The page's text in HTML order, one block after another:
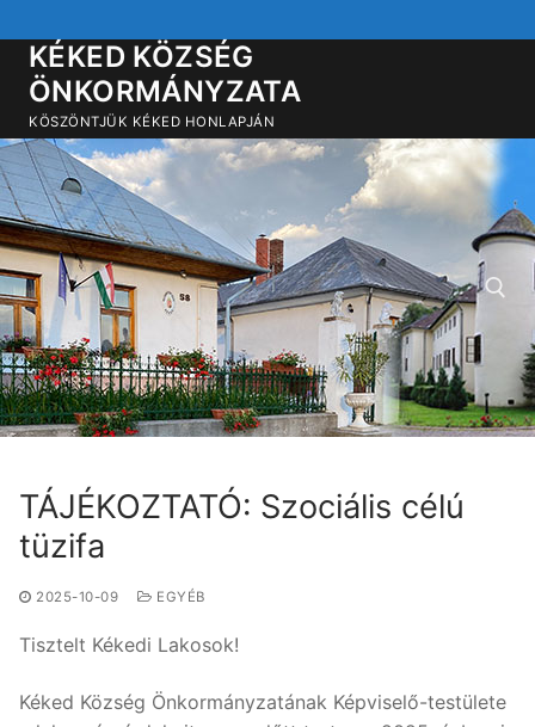
a
tartalomra
KÉKED KÖZSÉG
ÖNKORMÁNYZATA
KÖSZÖNTJÜK KÉKED HONLAPJÁN
Keresése:
TÁJÉKOZTATÓ: Szociális célú
tüzifa
2025-10-09 EGYÉB
Tisztelt Kékedi Lakosok!
Kéked Község Önkormányzatának Képviselő-testülete